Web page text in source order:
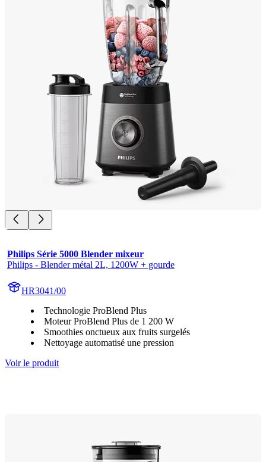
Philips Série 5000 Blender mixeur
Philips - Blender métal 2L, 1200W + gourde
HR3041/00
Technologie ProBlend Plus
Moteur ProBlend Plus de 1 200 W
Smoothies onctueux aux fruits surgelés
Nettoyage automatisé une pression
Voir le produit